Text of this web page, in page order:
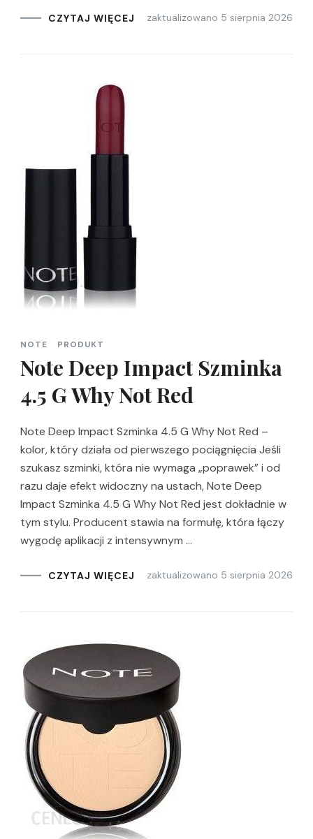
CZYTAJ WIĘCEJ zaktualizowano 5 sierpnia 2026
NOTE PRODUKT
Note Deep Impact Szminka
4.5 G Why Not Red
Note Deep Impact Szminka 4.5 G Why Not Red –
kolor, który działa od pierwszego pociągnięcia Jeśli
szukasz szminki, która nie wymaga „poprawek” i od
razu daje efekt widoczny na ustach, Note Deep
Impact Szminka 4.5 G Why Not Red jest dokładnie w
tym stylu. Producent stawia na formułę, która łączy
wygodę aplikacji z intensywnym …
CZYTAJ WIĘCEJ zaktualizowano 5 sierpnia 2026